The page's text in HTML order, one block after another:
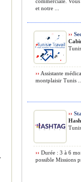
et notre ...
››
›› Assistante
montplaisir Tunis
››
›› Durée : 3 à 6
possible Missions